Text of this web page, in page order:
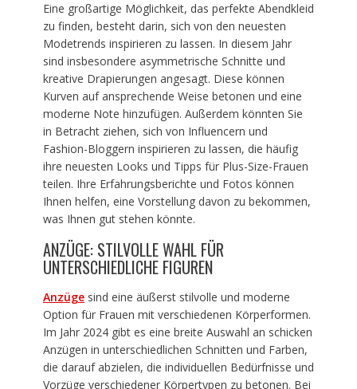
Eine großartige Möglichkeit, das perfekte Abendkleid
zu finden, besteht darin, sich von den neuesten
Modetrends inspirieren zu lassen. In diesem Jahr
sind insbesondere asymmetrische Schnitte und
kreative Drapierungen angesagt. Diese können
Kurven auf ansprechende Weise betonen und eine
moderne Note hinzufügen. Außerdem könnten Sie
in Betracht ziehen, sich von Influencern und
Fashion-Bloggern inspirieren zu lassen, die häufig
ihre neuesten Looks und Tipps für Plus-Size-Frauen
teilen. Ihre Erfahrungsberichte und Fotos können
Ihnen helfen, eine Vorstellung davon zu bekommen,
was Ihnen gut stehen könnte.
ANZÜGE: STILVOLLE WAHL FÜR
UNTERSCHIEDLICHE FIGUREN
Anzügesind eine äußerst stilvolle und moderne
Option für Frauen mit verschiedenen Körperformen.
Im Jahr 2024 gibt es eine breite Auswahl an schicken
Anzügen in unterschiedlichen Schnitten und Farben,
die darauf abzielen, die individuellen Bedürfnisse und
Vorzüge verschiedener Körpertypen zu betonen. Bei